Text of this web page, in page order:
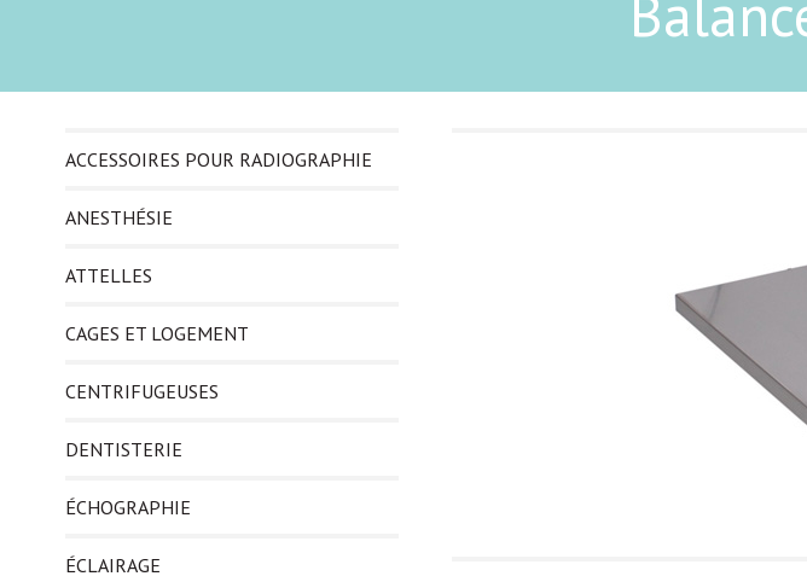
ACCESSOIRES POUR RADIOGRAPHIE
ANESTHÉSIE
ATTELLES
CAGES ET LOGEMENT
CENTRIFUGEUSES
DENTISTERIE
ÉCHOGRAPHIE
ÉCLAIRAGE